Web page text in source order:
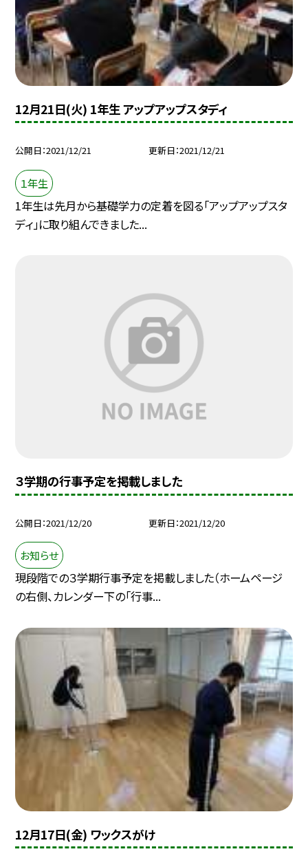
12月21日(火) 1年生 アップアップスタディ
公開日 2021/12/21 更新日 2021/12/21
１年生
1年生は先月から基礎学力の定着を図る「アップアップスタ
ディ」に取り組んできました...
３学期の行事予定を掲載しました
公開日 2021/12/20 更新日 2021/12/20
お知らせ
現段階での３学期行事予定を掲載しました（ホームページ
の右側、カレンダー下の「行事...
12月17日(金) ワックスがけ